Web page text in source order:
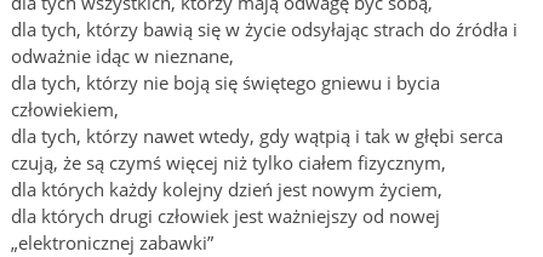
dla tych, którzy bawią się w życie odsyłając strach do źródła i
odważnie idąc w nieznane,
dla tych, którzy nie boją się świętego gniewu i bycia
człowiekiem,
dla tych, którzy nawet wtedy, gdy wątpią i tak w głębi serca
czują, że są czymś więcej niż tylko ciałem fizycznym,
dla których każdy kolejny dzień jest nowym życiem,
dla których drugi człowiek jest ważniejszy od nowej
„elektronicznej zabawki”